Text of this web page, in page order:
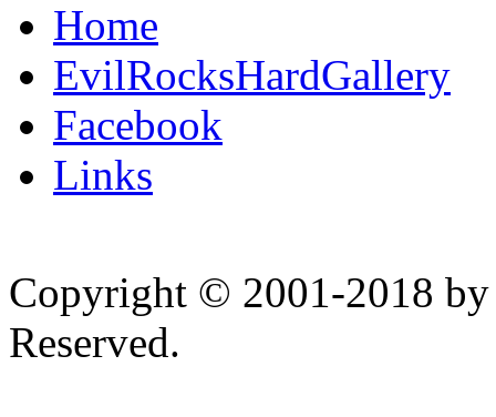
Home
EvilRocksHardGallery
Facebook
Links
Copyright © 2001-2018
Reserved.